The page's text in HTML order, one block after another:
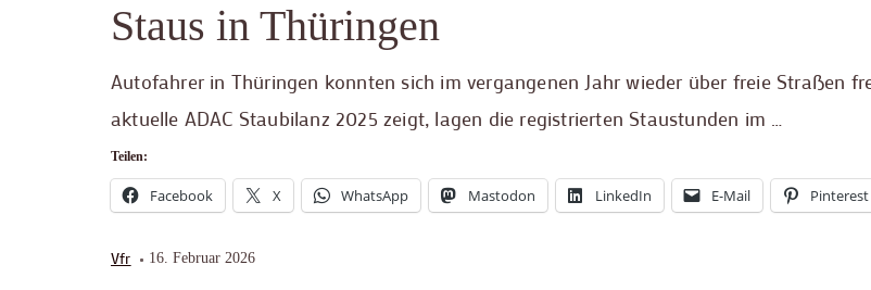
Staus in Thüringen
Autofahrer in Thüringen konnten sich im vergangenen Jahr wieder über freie Straßen
aktuelle ADAC Staubilanz 2025 zeigt, lagen die registrierten Staustunden im …
Teilen:
Facebook X WhatsApp Mastodon LinkedIn E-Mail Pinterest
Vfr 16. Februar 2026